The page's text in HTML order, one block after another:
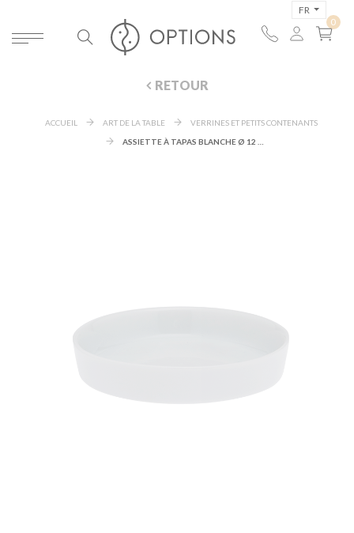
FR
RETOUR
ACCUEIL ART DE LA TABLE
VERRINES ET PETITS CONTENANTS